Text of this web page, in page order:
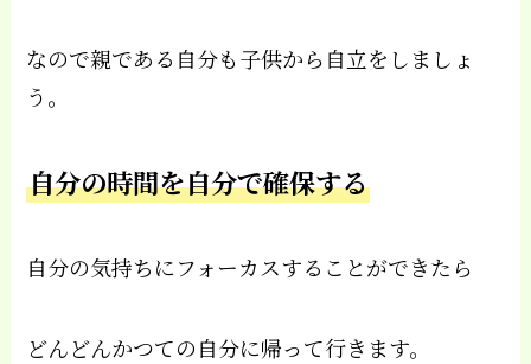
なので親である自分も子供から自立をしましょ
う。
自分の時間を自分で確保する
自分の気持ちにフォーカスすることができたら
どんどんかつての自分に帰って行きます。